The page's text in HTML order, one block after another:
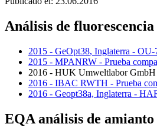
Análisis de
2015 - GeOpt38, Inglaterra - OU-
2015 - MPANRW - Prueba
2016 - HUK Umweltlabor GmbH
2016 - IBAC RWTH - Prueba
2016 - Geopt38a, Inglaterra -
EQA análisis de amianto